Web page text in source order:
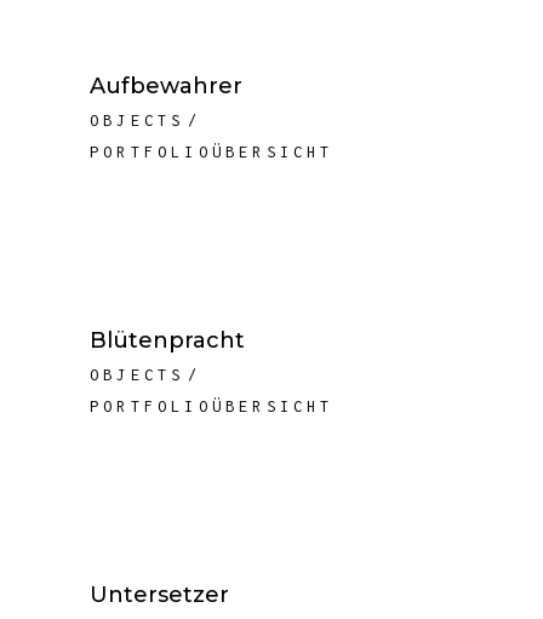
Aufbewahrer
OBJECTS
PORTFOLIOÜBERSICHT
Blütenpracht
OBJECTS
PORTFOLIOÜBERSICHT
Untersetzer